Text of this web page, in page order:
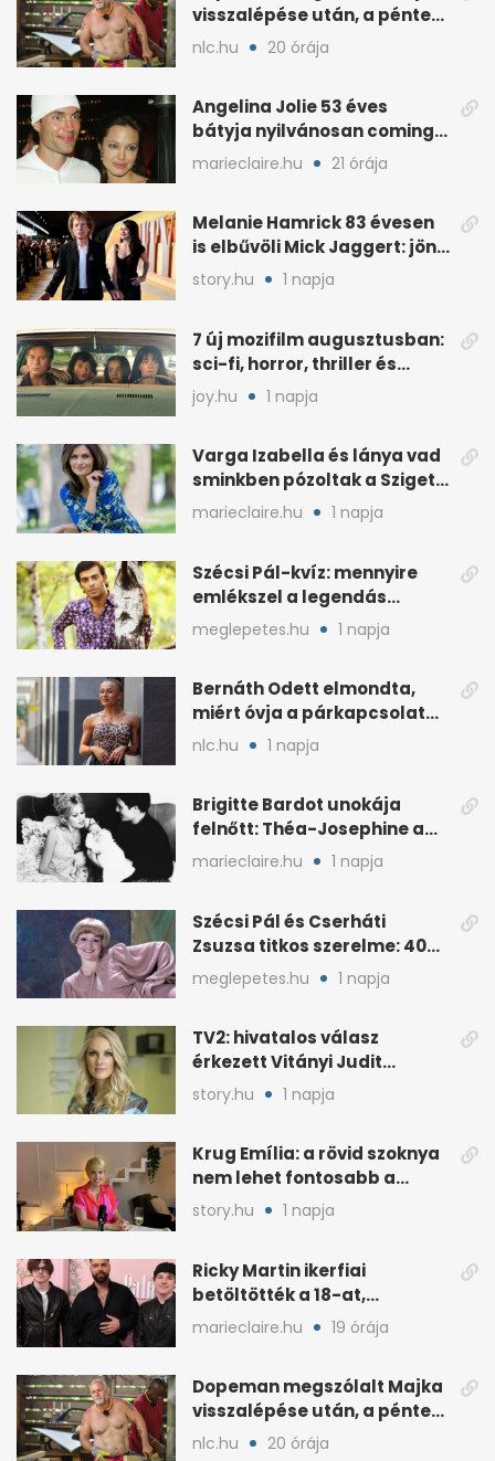
visszalépése után, a pénteki
koncert marad
nlc.hu 20 órája
Angelina Jolie 53 éves
bátyja nyilvánosan coming
outolt, volt felesége
marieclaire.hu 21 órája
Melanie Hamrick 83 évesen
is elbűvöli Mick Jaggert: jön
az esküvő?
story.hu 1 napja
7 új mozifilm augusztusban:
sci-fi, horror, thriller és
könnyedebb címek
joy.hu 1 napja
Varga Izabella és lánya vad
sminkben pózoltak a Sziget
előtt
marieclaire.hu 1 napja
Szécsi Pál-kvíz: mennyire
emlékszel a legendás
énekes történetére?
meglepetes.hu 1 napja
Bernáth Odett elmondta,
miért óvja a párkapcsolatát
a nyilvánosságtól
nlc.hu 1 napja
Brigitte Bardot unokája
felnőtt: Théa-Josephine a
nagymamájára hasonlít
marieclaire.hu 1 napja
Szécsi Pál és Cserháti
Zsuzsa titkos szerelme: 40
év után derült ki
meglepetes.hu 1 napja
TV2: hivatalos válasz
érkezett Vitányi Judit
további szerepéről
story.hu 1 napja
Krug Emília: a rövid szoknya
nem lehet fontosabb a
kérdéseimnél
story.hu 1 napja
Ricky Martin ikerfiai
betöltötték a 18-at,
megható üzenet jött tőle
marieclaire.hu 19 órája
Dopeman megszólalt Majka
visszalépése után, a pénteki
koncert marad
nlc.hu 20 órája